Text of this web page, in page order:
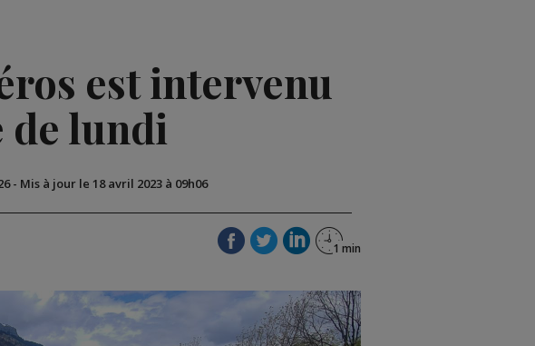
est intervenu
de lundi
- Mis à jour le 18 avril 2023 à 09h06